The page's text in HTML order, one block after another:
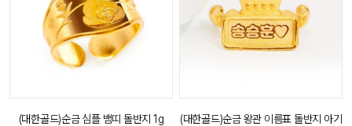
(대한골드)순금 심플 뱀띠 돌반지 1g
(대한골드)순금 왕관 이름표 돌반지 아기